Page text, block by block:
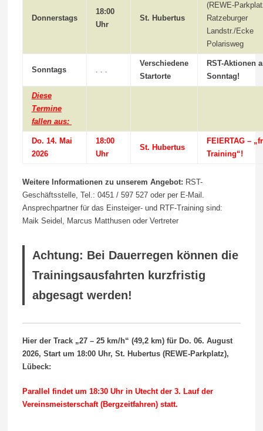
Donnerstags
18:00
Uhr
St. Hubertus
(REWE-
Ratzeburger
Landstr./Ecke
Polarisweg
Sonntags . . .
Verschiedene
Startorte
RST-Aktionen
Sonntag!
Diese
Termine
fallen aus:
Do. 14. Mai
2026
18:00
Uhr
St. Hubertus
FEIERTAG –
Training“!
Weitere Informationen zu unserem Angebot: RST-
Geschäftsstelle, Tel.: 0451 / 597 527 oder per E-Mail.
Ansprechpartner für das Einsteiger- und RTF-Training sind:
Maik Seidel, Marcus Matthusen oder Vertreter
Achtung: Bei Dauerregen können die
Trainingsausfahrten kurzfristig
abgesagt werden!
Hier der Track „27 – 25 km/h“ (49,2 km) für Do. 06. August
2026, Start um 18:00 Uhr, St. Hubertus (REWE-Parkplatz),
Lübeck:
Parallel findet um 18:30 Uhr in Utecht der 3. Lauf der
Vereinsmeisterschaft (Bergzeitfahren) statt.